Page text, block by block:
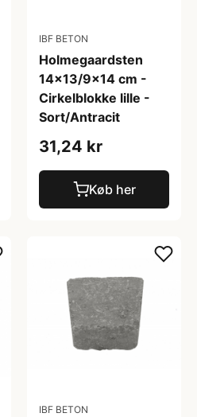
IBF BETON
Holmegaardsten
14x13/9x14 cm -
Cirkelblokke lille -
Sort/Antracit
31,24 kr
Køb her
IBF BETON